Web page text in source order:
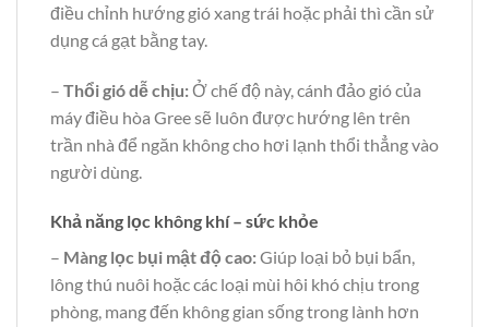
điều chỉnh hướng gió xang trái hoặc phải thì cần sử
dụng cá gạt bằng tay.
– Thổi gió dễ chịu:Ở chế độ này, cánh đảo gió của
máy điều hòa Gree sẽ luôn được hướng lên trên
trần nhà để ngăn không cho hơi lạnh thổi thẳng vào
người dùng.
Khả năng lọc không khí – sức khỏe
– Màng lọc bụi mật độ cao:Giúp loại bỏ bụi bẩn,
lông thú nuôi hoặc các loại mùi hôi khó chịu trong
phòng, mang đến không gian sống trong lành hơn